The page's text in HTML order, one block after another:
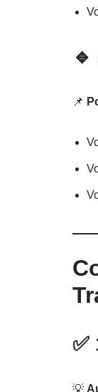
🔹
📌
✅
💡